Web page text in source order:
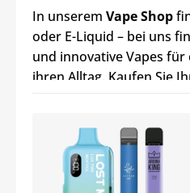
In unserem Vape Shop
oder E-Liquid – bei uns
und innovative Vapes
ihren Alltag. Kaufen Sie